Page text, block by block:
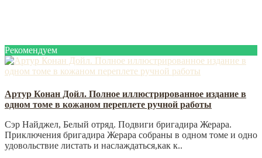
Рекомендуем
Артур Конан Дойл. Полное иллюстрированное издание в
одном томе в кожаном переплете ручной работы
Сэр Найджел, Белый отряд. Подвиги бригадира Жерара.
Приключения бригадира Жерара собраны в одном томе и одно
удовольствие листать и наслаждаться,как к..